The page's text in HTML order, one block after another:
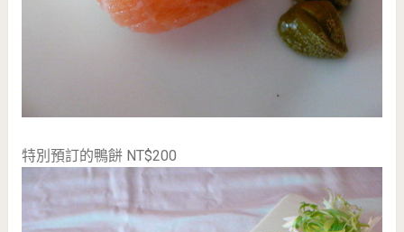
特別預訂的鴨餅 NT$200